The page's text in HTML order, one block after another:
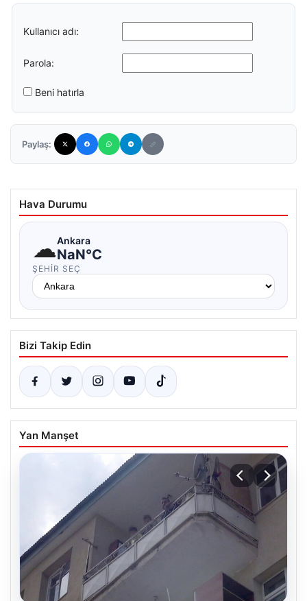
Kullanıcı adı:
Parola:
Beni hatırla
Paylaş:
Hava Durumu
☁Ankara
NaN°C
ŞEHIR SEÇ
Bizi Takip Edin
Yan Manşet